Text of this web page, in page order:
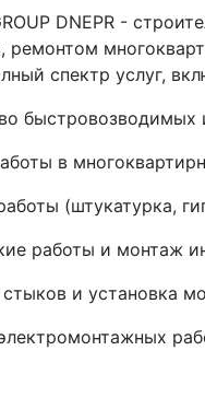
DNEPR -
ремонтом
спектр услуг,
в
(штукатурка,
работы и монтаж
и установка